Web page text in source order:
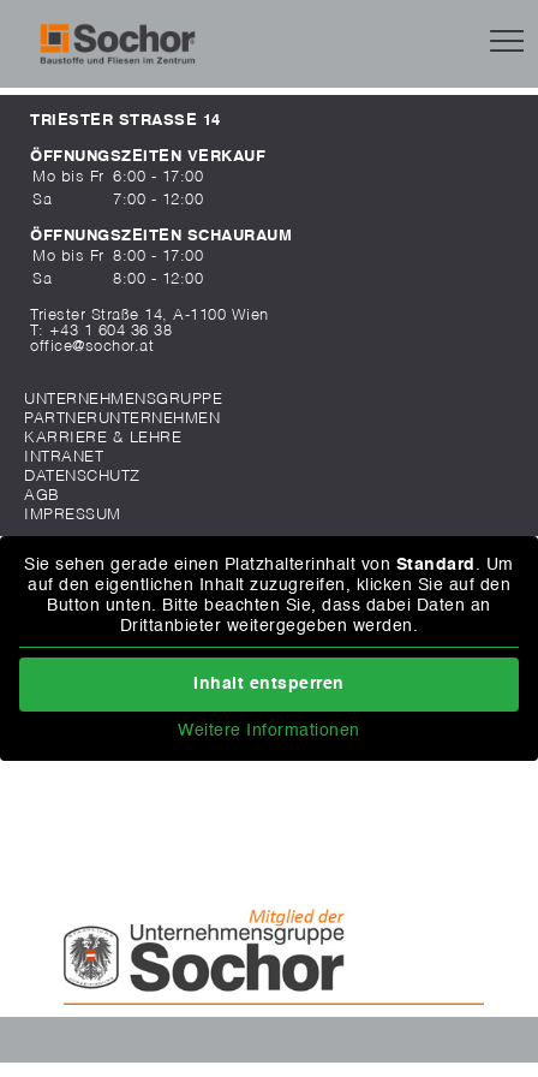
TRIESTER STRASSE 14
ÖFFNUNGSZEITEN VERKAUF
Mo bis Fr
6:00 - 17:00
Sa
7:00 - 12:00
ÖFFNUNGSZEITEN SCHAURAUM
Mo bis Fr
8:00 - 17:00
Sa
8:00 - 12:00
Triester Straße 14, A-1100 Wien
T: +43 1 604 36 38
office@sochor.at
UNTERNEHMENSGRUPPE
PARTNERUNTERNEHMEN
KARRIERE & LEHRE
INTRANET
DATENSCHUTZ
AGB
IMPRESSUM
Sie sehen gerade einen Platzhalterinhalt von Standard . Um
auf den eigentlichen Inhalt zuzugreifen, klicken Sie auf den
Button unten. Bitte beachten Sie, dass dabei Daten an
Drittanbieter weitergegeben werden.
Inhalt entsperren
Weitere Informationen